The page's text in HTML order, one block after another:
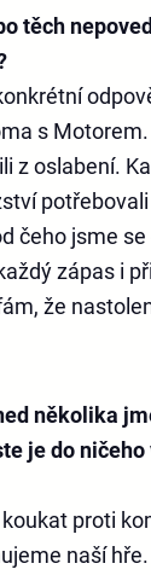
těch
s
z oslabení.
čeho jsme se
zápas i
že
několika
je do
proti
naší